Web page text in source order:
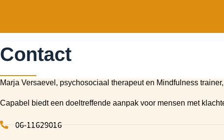
Contact
Marja Versaevel, psychosociaal therapeut en Mindfulness
Capabel biedt een doeltreffende aanpak voor mensen met
06-11629016